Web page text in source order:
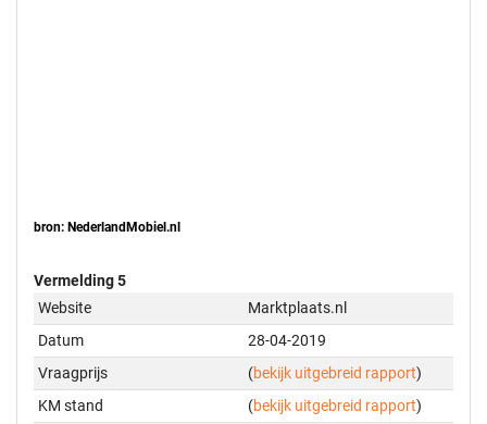
bron: NederlandMobiel.nl
Vermelding 5
Website
Marktplaats.nl
Datum
28-04-2019
Vraagprijs
(bekijk uitgebreid rapport)
KM stand
(bekijk uitgebreid rapport)